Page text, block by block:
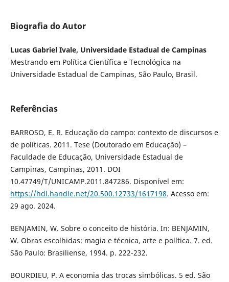
Biografia do Autor
Lucas Gabriel Ivale, Universidade Estadual de Campinas
Mestrando em Política Científica e Tecnológica na
Universidade Estadual de Campinas, São Paulo, Brasil.
Referências
BARROSO, E. R. Educação do campo: contexto de discursos e
de políticas. 2011. Tese (Doutorado em Educação) –
Faculdade de Educação, Universidade Estadual de
Campinas, Campinas, 2011. DOI
10.47749/T/UNICAMP.2011.847286. Disponível em:
https://hdl.handle.net/20.500.12733/1617198. Acesso em:
29 ago. 2024.
BENJAMIN, W. Sobre o conceito de história. In: BENJAMIN,
W. Obras escolhidas: magia e técnica, arte e política. 7. ed.
São Paulo: Brasiliense, 1994. p. 222-232.
BOURDIEU, P. A economia das trocas simbólicas. 5 ed. São